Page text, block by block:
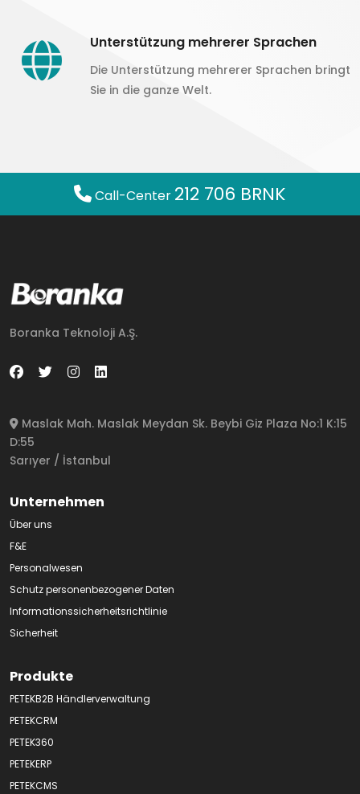
Unterstützung mehrerer Sprachen
Die Unterstützung mehrerer Sprachen bringt
Sie in die ganze Welt.
Call-Center 212 706 BRNK
Boranka Teknoloji A.Ş.
Maslak Mah. Maslak Meydan Sk. Beybi Giz Plaza No:1 K:15
D:55
Sarıyer / İstanbul
Unternehmen
Über uns
F&E
Personalwesen
Schutz personenbezogener Daten
Informationssicherheitsrichtlinie
Sicherheit
Produkte
PETEKB2B Händlerverwaltung
PETEKCRM
PETEK360
PETEKERP
PETEKCMS